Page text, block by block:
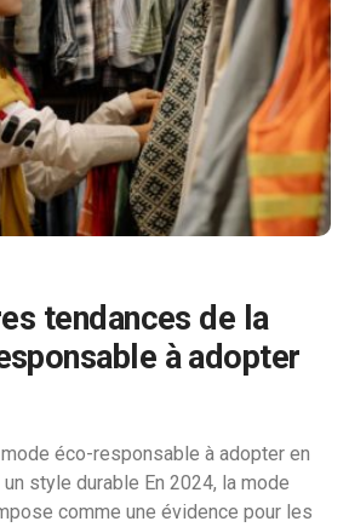
tendances de la
à adopter
éco-responsable à adopter en
style durable En 2024, la mode
comme une évidence pour les